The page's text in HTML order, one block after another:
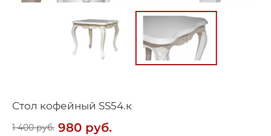
Стол кофейный SS54.к
1 400руб. 980 руб.